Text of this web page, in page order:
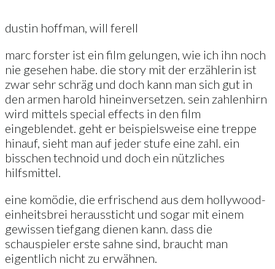
dustin hoffman, will ferell
marc forster ist ein film gelungen, wie ich ihn noch
nie gesehen habe. die story mit der erzählerin ist
zwar sehr schräg und doch kann man sich gut in
den armen harold hineinversetzen. sein zahlenhirn
wird mittels special effects in den film
eingeblendet. geht er beispielsweise eine treppe
hinauf, sieht man auf jeder stufe eine zahl. ein
bisschen technoid und doch ein nützliches
hilfsmittel.
eine komödie, die erfrischend aus dem hollywood-
einheitsbrei heraussticht und sogar mit einem
gewissen tiefgang dienen kann. dass die
schauspieler erste sahne sind, braucht man
eigentlich nicht zu erwähnen.